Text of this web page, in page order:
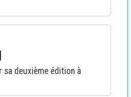
sa deuxième édition à